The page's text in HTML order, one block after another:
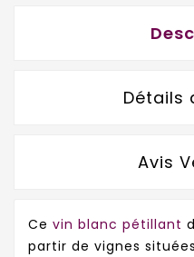
Détails
Avis
Ce vin blanc pétillant
partir de vignes